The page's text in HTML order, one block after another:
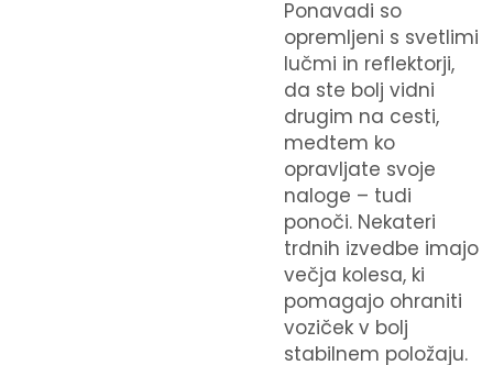
Ponavadi so
opremljeni s svetlimi
lučmi in reflektorji,
da ste bolj vidni
drugim na cesti,
medtem ko
opravljate svoje
naloge – tudi
ponoči. Nekateri
trdnih izvedbe imajo
večja kolesa, ki
pomagajo ohraniti
voziček v bolj
stabilnem položaju.